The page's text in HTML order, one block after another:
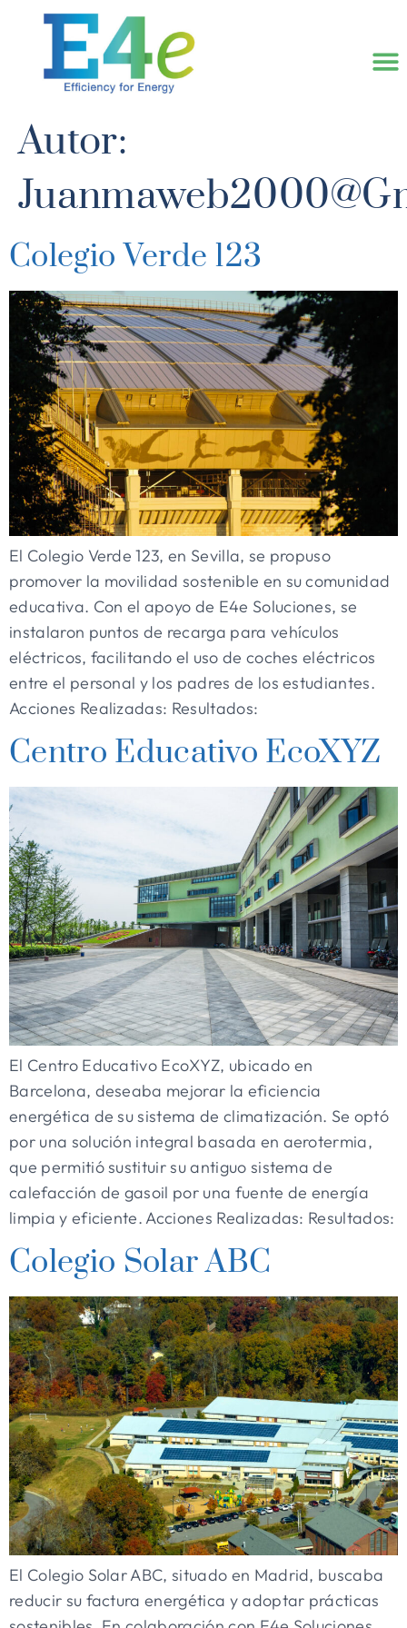
Autor:
Colegio Verde 123
El Colegio Verde 123, en Sevilla, se propuso
promover la movilidad sostenible en su comunidad
educativa. Con el apoyo de E4e Soluciones, se
instalaron puntos de recarga para vehículos
eléctricos, facilitando el uso de coches eléctricos
entre el personal y los padres de los estudiantes.
Acciones Realizadas: Resultados:
Centro Educativo EcoXYZ
El Centro Educativo EcoXYZ, ubicado en
Barcelona, deseaba mejorar la eficiencia
energética de su sistema de climatización. Se optó
por una solución integral basada en aerotermia,
que permitió sustituir su antiguo sistema de
calefacción de gasoil por una fuente de energía
limpia y eficiente. Acciones Realizadas: Resultados:
Colegio Solar ABC
El Colegio Solar ABC, situado en Madrid, buscaba
reducir su factura energética y adoptar prácticas